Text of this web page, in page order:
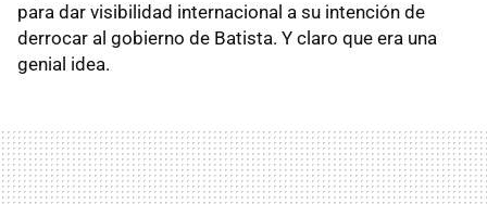
para dar visibilidad internacional a su intención de
derrocar al gobierno de Batista. Y claro que era una
genial idea.